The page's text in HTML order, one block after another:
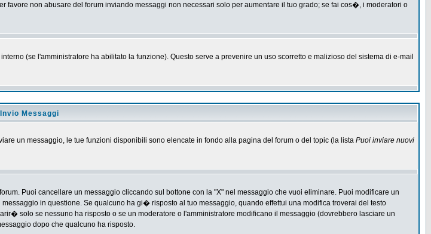
favore non abusare del forum inviando messaggi non necessari solo per aumentare il tuo grado; se fai cos�, i moderatori o
(se l'amministratore ha abilitato la funzione). Questo serve a prevenire un uso scorretto e malizioso del sistema di e-mail
Invio Messaggi
un messaggio, le tue funzioni disponibili sono elencate in fondo alla pagina del forum o del topic (la lista Puoi inviare nuovi
Puoi cancellare un messaggio cliccando sul bottone con la "X" nel messaggio che vuoi eliminare. Puoi modificare un
in questione. Se qualcuno ha gi� risposto al tuo messaggio, quando effettui una modifica troverai del testo
solo se nessuno ha risposto o se un moderatore o l'amministratore modificano il messaggio (dovrebbero lasciare un
dopo che qualcuno ha risposto.